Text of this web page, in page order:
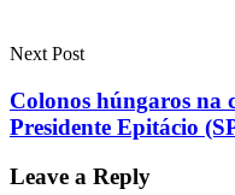
Next Post
Colonos húngaros na
Presidente Epitácio
Leave a Reply